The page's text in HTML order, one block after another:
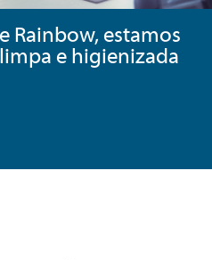
Rainbow, estamos
e higienizada